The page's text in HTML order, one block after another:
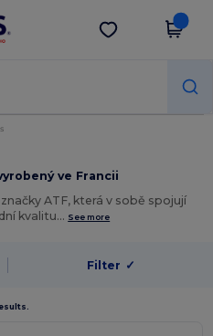
Stáhnout app
ve Francii
ATF, která v sobě spojují
kvalitu… See more
Filter ✓